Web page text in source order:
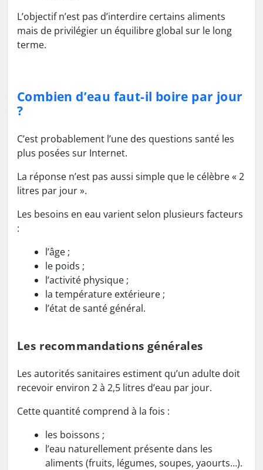
L’objectif n’est pas d’interdire certains aliments
mais de privilégier un équilibre global sur le long
terme.
Combien d’eau faut-il boire par jour
?
C’est probablement l’une des questions santé les
plus posées sur Internet.
La réponse n’est pas aussi simple que le célèbre « 2
litres par jour ».
Les besoins en eau varient selon plusieurs facteurs
:
l’âge ;
le poids ;
l’activité physique ;
la température extérieure ;
l’état de santé général.
Les recommandations générales
Les autorités sanitaires estiment qu’un adulte doit
recevoir environ 2 à 2,5 litres d’eau par jour.
Cette quantité comprend à la fois :
les boissons ;
l’eau naturellement présente dans les
aliments (fruits, légumes, soupes, yaourts…).